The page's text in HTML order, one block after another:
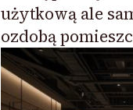
użytkową ale
ozdobą